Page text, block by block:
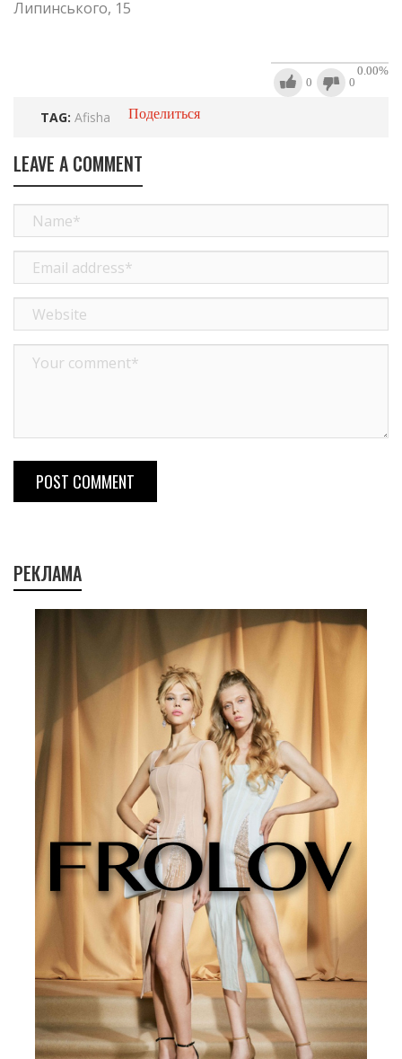
Липинського, 15
0.00%
0
0
TAG: Afisha Поделиться
LEAVE A COMMENT
POST COMMENT
РЕКЛАМА